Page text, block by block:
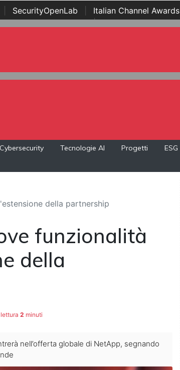
SecurityOpenLab Italian Channel Awards
Awards | ...
Cybersecurity Tecnologie AI Progetti ESG
della partnership
funzionalità
della
2 minuti
nell’offerta globale di NetApp, segnando